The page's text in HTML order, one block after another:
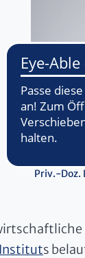
Priv.-Doz.
s